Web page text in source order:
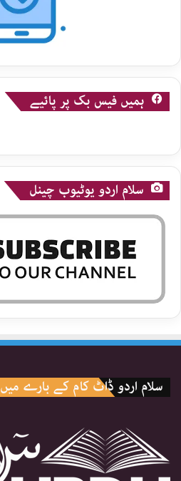
ہمیں فیس بک پر پائیے
سلام اردو یوٹیوب چینل
سلام اردو ڈاٹ کام کے بارے میں